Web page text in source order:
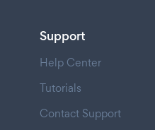
Support
Help Center
Tutorials
Contact Support